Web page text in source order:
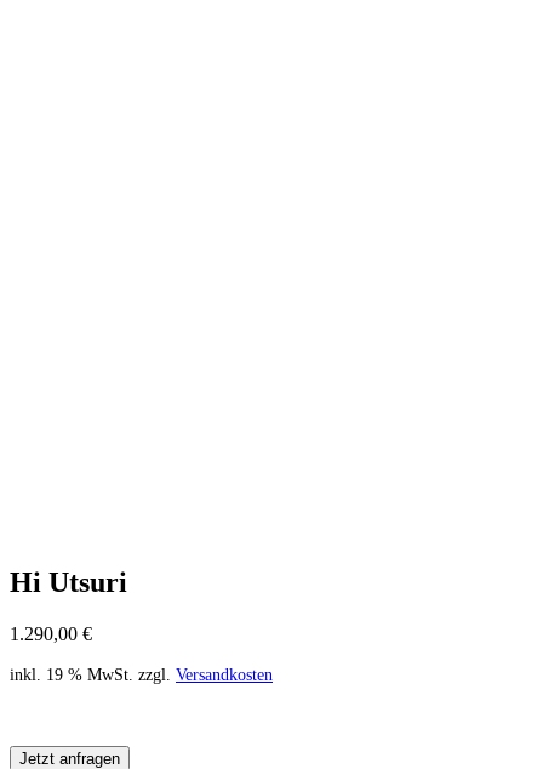
Hi Utsuri
1.290,00 €
inkl. 19 % MwSt. zzgl. Versandkosten
Jetzt anfragen